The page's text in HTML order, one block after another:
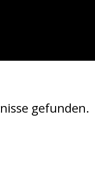
gefunden.